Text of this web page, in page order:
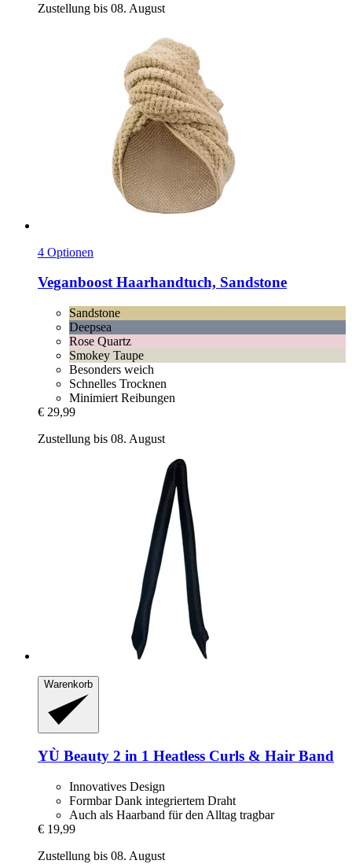
Zustellung bis 08. August
4 Optionen
VeganboostHaarhandtuch, Sandstone
Sandstone
Deepsea
Rose Quartz
Smokey Taupe
Besonders weich
Schnelles Trocknen
Minimiert Reibungen
€ 29,99
Zustellung bis 08. August
Warenkorb
YÙ Beauty 2 in 1 Heatless Curls & Hair Band
Innovatives Design
Formbar Dank integriertem Draht
Auch als Haarband für den Alltag tragbar
€ 19,99
Zustellung bis 08. August